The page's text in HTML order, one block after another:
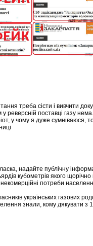
треба сісти і вивчити
реверсній поставці газу
у чому я дуже сумніваюся,
надайте публічну
кубометрів якого
некомерційні потреби
українських газових
знали, кому дякувати з